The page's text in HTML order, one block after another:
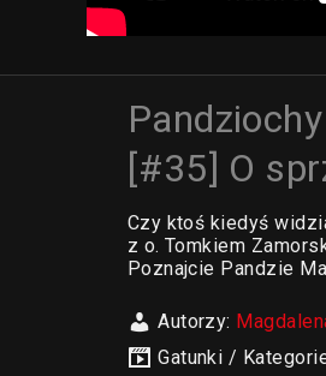
Pandziochy
[#35] O
Czy ktoś kiedyś
z o. Tomkiem
Poznajcie Pandzie
Autorzy:
Gatunki /